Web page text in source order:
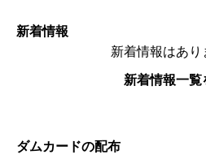
新着情報
新着情報はあり
新着情報一覧
ダムカードの配布